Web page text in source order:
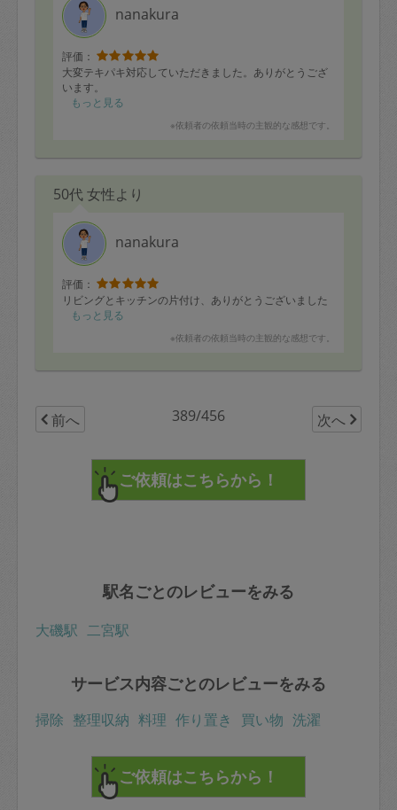
nanakura
評価：
大変テキパキ対応していただきました。ありがとうござ
います。
もっと見る
※依頼者の依頼当時の主観的な感想です。
50代 女性より
nanakura
評価：
リビングとキッチンの片付け、ありがとうございました
もっと見る
※依頼者の依頼当時の主観的な感想です。
前へ 389/456 次へ
駅名ごとのレビューをみる
大磯駅 二宮駅
サービス内容ごとのレビューをみる
掃除 整理収納 料理 作り置き 買い物 洗濯